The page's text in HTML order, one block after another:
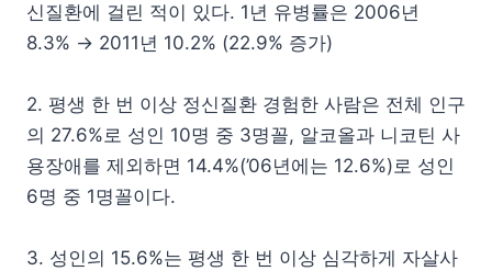
신질환에 걸린 적이 있다. 1년 유병률은 2006년
8.3% → 2011년 10.2% (22.9% 증가)
2. 평생 한 번 이상 정신질환 경험한 사람은 전체 인구
의 27.6%로 성인 10명 중 3명꼴, 알코올과 니코틴 사
용장애를 제외하면 14.4%(’06년에는 12.6%)로 성인
6명 중 1명꼴이다.
3. 성인의 15.6%는 평생 한 번 이상 심각하게 자살사